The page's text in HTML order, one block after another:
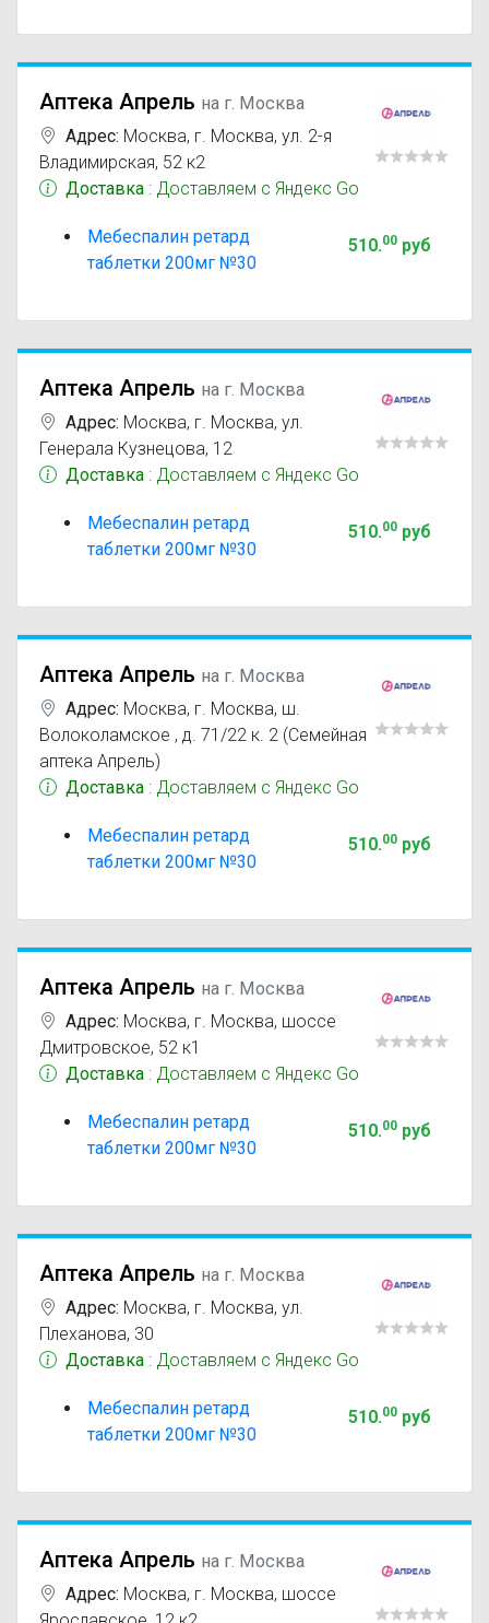
Аптека Апрель на г. Москва
Адрес: Москва, г. Москва, ул. 2-я
Владимирская, 52 к2
Доставка : Доставляем с Яндекс Go
Мебеспалин ретард
таблетки 200мг №30
510.00руб
Аптека Апрель на г. Москва
Адрес: Москва, г. Москва, ул.
Генерала Кузнецова, 12
Доставка : Доставляем с Яндекс Go
Мебеспалин ретард
таблетки 200мг №30
510.00руб
Аптека Апрель на г. Москва
Адрес: Москва, г. Москва, ш.
Волоколамское , д. 71/22 к. 2 (Семейная
аптека Апрель)
Доставка : Доставляем с Яндекс Go
Мебеспалин ретард
таблетки 200мг №30
510.00руб
Аптека Апрель на г. Москва
Адрес: Москва, г. Москва, шоссе
Дмитровское, 52 к1
Доставка : Доставляем с Яндекс Go
Мебеспалин ретард
таблетки 200мг №30
510.00руб
Аптека Апрель на г. Москва
Адрес: Москва, г. Москва, ул.
Плеханова, 30
Доставка : Доставляем с Яндекс Go
Мебеспалин ретард
таблетки 200мг №30
510.00руб
Аптека Апрель на г. Москва
Адрес: Москва, г. Москва, шоссе